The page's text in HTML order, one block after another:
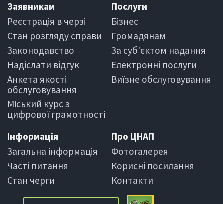
Заявникам
Реєстрація в черзi
Стан розгляду справи
Законодавство
Надіслати вiдгук
Анкета якості
обслуговування
Міський курс з
цифрової грамотності
Послуги
Бiзнес
Громадянам
За суб'єктом надання
Електроннi послуги
Виїзне обслуговування
Iнформацiя
Загальна інформація
Частi питання
Стан черги
Про ЦНАП
Фотогалерея
Корисні посилання
Контакти